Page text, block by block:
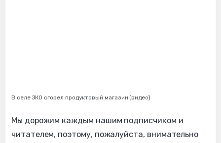
В селе ЗКО сгорел продуктовый магазин (видео)
Мы дорожим каждым нашим подписчиком и
читателем, поэтому, пожалуйста, внимательно